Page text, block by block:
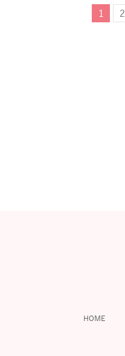
1 2
HOME